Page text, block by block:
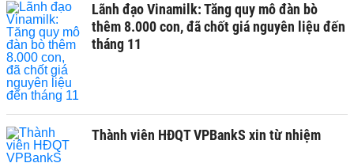
Lãnh đạo Vinamilk: Tăng quy mô đàn bò
thêm 8.000 con, đã chốt giá nguyên liệu đến
tháng 11
Thành viên HĐQT VPBankS xin từ nhiệm